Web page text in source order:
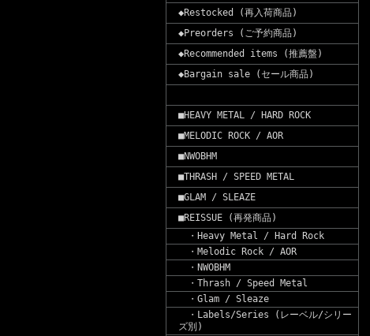
◆Restocked (再入荷商品)
◆Preorders (ご予約商品)
◆Recommended items (推薦盤)
◆Bargain sale (セール商品)
■HEAVY METAL / HARD ROCK
■MELODIC ROCK / AOR
■NWOBHM
■THRASH / SPEED METAL
■GLAM / SLEAZE
■REISSUE (再発商品)
・Heavy Metal / Hard Rock
・Melodic Rock / AOR
・NWOBHM
・Thrash / Speed Metal
・Glam / Sleaze
・Labels/Series (レーベル/シリー
ズ別)